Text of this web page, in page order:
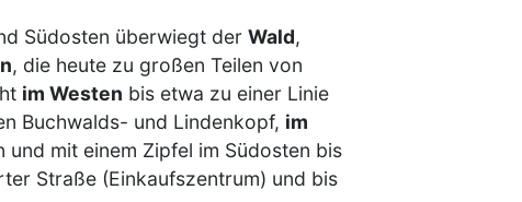
Südosten überwiegt der Wald,
, die heute zu großen Teilen von
im Westen bis etwa zu einer Linie
Buchwalds- und Lindenkopf, im
mit einem Zipfel im Südosten bis
Straße (Einkaufszentrum) und bis